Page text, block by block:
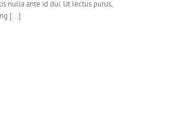
nulla ante id dui. Ut lectus purus,
[...]